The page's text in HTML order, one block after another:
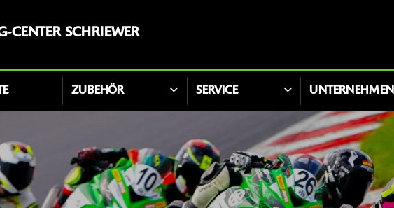
CENTER SCHRIEWER
ZUBEHÖR SERVICE UNTERNEHMEN